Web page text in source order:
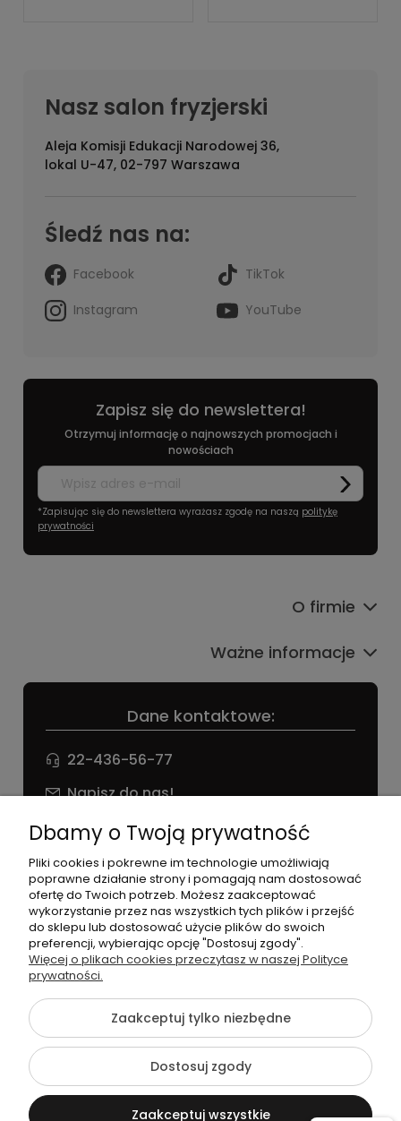
Nasz salon fryzjerski
Aleja Komisji Edukacji Narodowej 36,
lokal U-47, 02-797 Warszawa
Śledź nas na:
Facebook
TikTok
Instagram
YouTube
Zapisz się do newslettera!
Otrzymuj informację o najnowszych promocjach i
nowościach
*Zapisując się do newslettera wyrażasz zgodę na naszą politykę
prywatności
Dane kontaktowe:
22-436-56-77
Napisz do nas!
NIP: 826 186 42 29
O firmie
Ważne informacje
©2026 Wszelkie Prawa Zastrzeżone | agneess sklep
internetowy
Szablon Flex byEcommercy
Pokaż pełną wersję strony
Sklep internetowy Shoper Premium
Dbamy o Twoją prywatność
Pliki cookies i pokrewne im technologie umożliwiają
poprawne działanie strony i pomagają nam dostosować
ofertę do Twoich potrzeb. Możesz zaakceptować
wykorzystanie przez nas wszystkich tych plików i przejść
do sklepu lub dostosować użycie plików do swoich
preferencji, wybierając opcję "Dostosuj zgody".
Więcej o plikach cookies przeczytasz w naszej Polityce
prywatności.
Zaakceptuj tylko niezbędne
Dostosuj zgody
Zaakceptuj wszystkie